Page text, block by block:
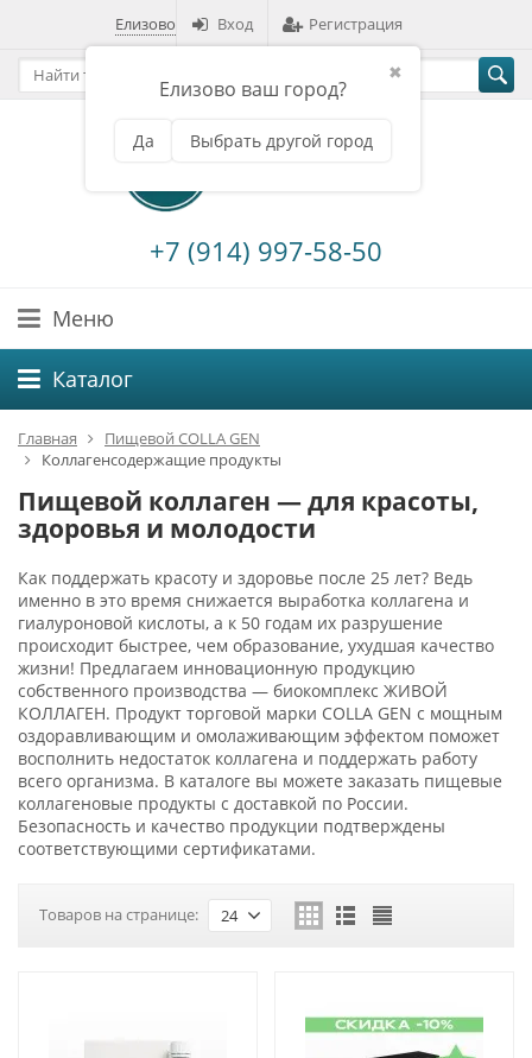
Елизово
✖
Елизово ваш город?
Да Выбрать другой город
Вход Регистрация
+7 (914) 997-58-50
Меню
Каталог
Главная
Пищевой COLLA GEN
Коллагенсодержащие продукты
Пищевой коллаген — для красоты,
здоровья и молодости
Как поддержать красоту и здоровье после 25 лет? Ведь
именно в это время снижается выработка коллагена и
гиалуроновой кислоты, а к 50 годам их разрушение
происходит быстрее, чем образование, ухудшая качество
жизни! Предлагаем инновационную продукцию
собственного производства — биокомплекс ЖИВОЙ
КОЛЛАГЕН. Продукт торговой марки COLLA GEN с мощным
оздоравливающим и омолаживающим эффектом поможет
восполнить недостаток коллагена и поддержать работу
всего организма. В каталоге вы можете заказать пищевые
коллагеновые продукты с доставкой по России.
Безопасность и качество продукции подтверждены
соответствующими сертификатами.
Товаров на странице: 24